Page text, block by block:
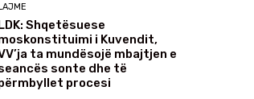
Shqetësuese
i Kuvendit,
ta mundësojë mbajtjen e
sonte dhe të
procesi